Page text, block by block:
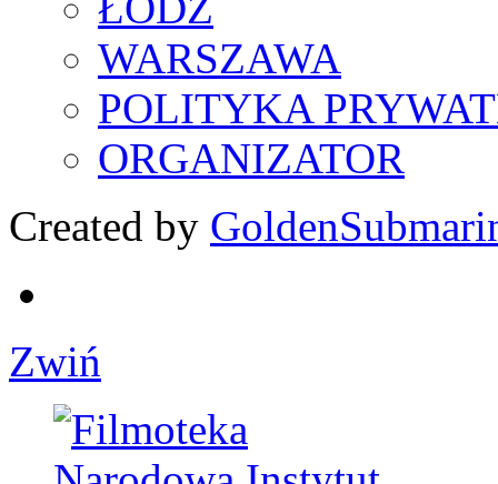
WARSZAWA
POLITYKA
ORGANIZATOR
Created by
Zwiń